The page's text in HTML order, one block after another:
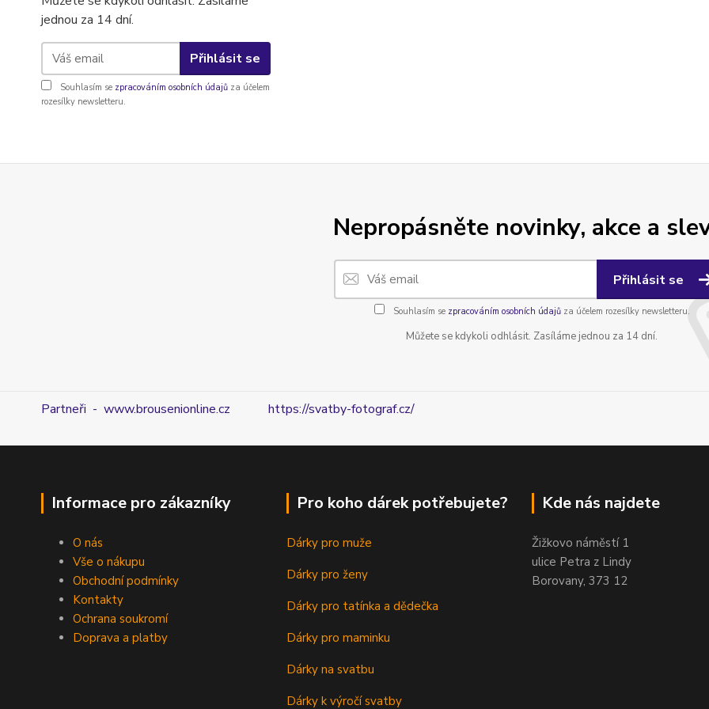
jednou za 14 dní.
Přihlásit se
Souhlasím se zpracováním osobních údajů za účelem
rozesílky newsletteru.
Nepropásněte novinky, akce a
Přihlásit se
Souhlasím se zpracováním osobních údajůza účelem rozesílky newsletteru.
Můžete se kdykoli odhlásit. Zasíláme jednou za 14 dní.
Partneři - www.brousenionline.cz https://svatby-fotograf.cz/
Informace pro zákazníky
O nás
Vše o nákupu
Obchodní podmínky
Kontakty
Ochrana soukromí
Doprava a platby
Pro koho dárek potřebujete?
Dárky pro muže
Dárky pro ženy
Dárky pro tatínka a dědečka
Dárky pro maminku
Dárky na svatbu
Dárky k výročí svatby
Kde nás najdete
Žižkovo náměstí 1
ulice Petra z Lindy
Borovany, 373 12